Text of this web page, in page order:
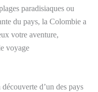
paradisiaques ou
du pays, la Colombie a
votre aventure,
voyage
d’un des pays